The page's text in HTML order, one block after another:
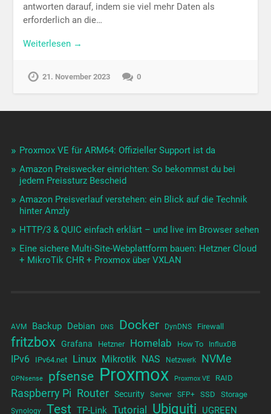
antworten darauf, indem sie viel mehr Daten als
erforderlich an die…
Weiterlesen →
21. November 2023 0
Proxmox VE für ARM64: Offizieller Support ist da
Amazon Preiswecker einrichten: So bekommst du bei
jedem Preissturz Bescheid
Amazon Preisverlauf verstehen: ein Blick auf die Technik
hinter Amzly
HTTP/3 & QUIC einfach erklärt – und live im Browser sehen
Eine sichere Multi-Site-Webplattform bauen: Hetzner Cloud
+ MikroTik CHR + Proxmox über VXLAN
AVM Backup Debian DNS Docker DynDNS Firewall
fritzbox Grafana Hetzner Homelab How To InfluxDB
IPv6 IPv64.net Linux Mikrotik NAS Netzwerk NVMe
OPNsense pfsense Proxmox Proxmox VE RAID
Raspberry Pi Router Security Server SFP+ SSD Storage
Synology Test TP-Link Tutorial Ubiquiti UGREEN